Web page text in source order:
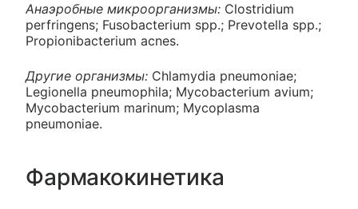
Анаэробные микроорганизмы: Clostridium
perfringens; Fusobacterium spp.; Prevotella spp.;
Propionibacterium acnes.
Другие организмы: Chlamydia pneumoniae;
Legionella pneumophila; Mycobacterium avium;
Mycobacterium marinum; Mycoplasma
pneumoniae.
Фармакокинетика